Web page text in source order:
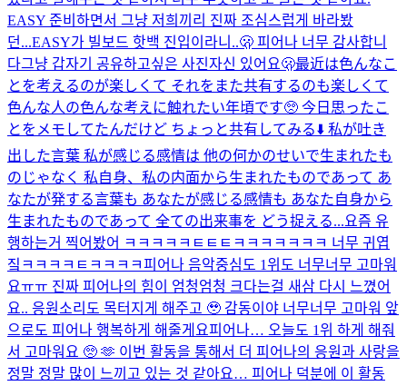
EASY 준비하면서 그냥 저희끼리 진짜 조심스럽게 바라봤
던...EASY가 빌보드 핫백 진입이라니..🫢 피어나 너무 감사합니
다그냥 갑자기 공유하고싶은 사진자신 있어요🫢最近は色んなこ
とを考えるのが楽しくて それをまた共有するのも楽しくて
色んな人の色んな考えに触れたい年頃です🥺 今日思ったこ
とをメモしてたんだけど ちょっと共有してみる⬇️ 私が吐き
出した言葉 私が感じる感情は 他の何かのせいで生まれたも
のじゃなく 私自身、私の内面から生まれたものであって あ
なたが発する言葉も あなたが感じる感情も あなた自身から
生まれたものであって 全ての出来事を どう捉える...요즘 유
행하는거 찍어봤어 ㅋㅋㅋㅋㅋㅌㅌㅌㅋㅋㅋㅋㅋㅋㅋ 너무 귀엽
짘ㅋㅋㅋㅋㅌㅋㅋㅋㅋ피어나 음악중심도 1위도 너무너무 고마워
요ㅠㅠ 진짜 피어나의 힘이 엄청엄청 크다는걸 새삼 다시 느꼈어
요.. 응원소리도 목터지게 해주고 🥹 감동이야 너무너무 고마워 앞
으로도 피어나 행복하게 해줄게요피어나… 오늘도 1위 하게 해줘
서 고마워요 🥺 🫶 이번 활동을 통해서 더 피어나의 응원과 사랑을
정말 정말 많이 느끼고 있는 것 같아요… 피어나 덕분에 이 활동